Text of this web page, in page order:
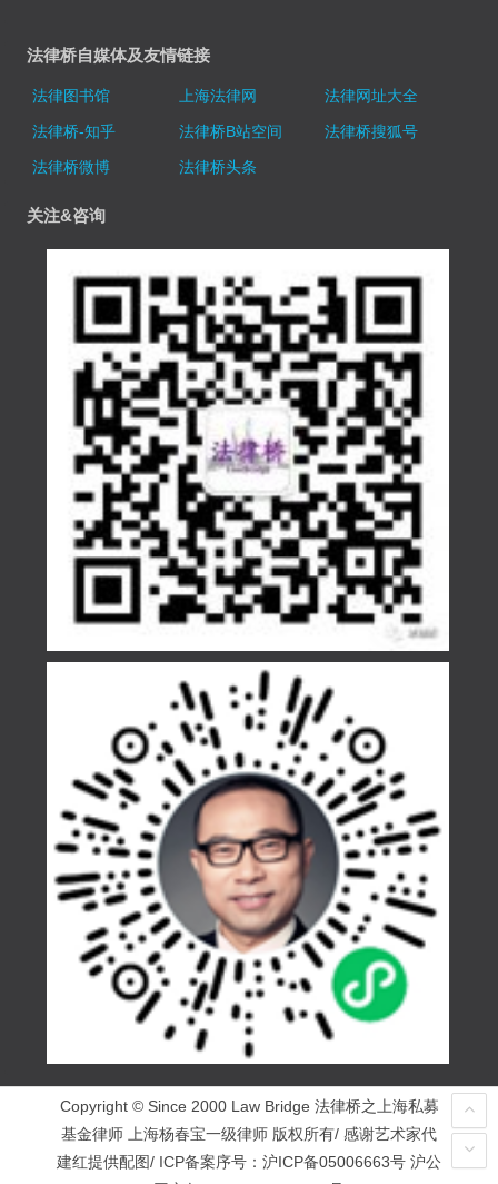
法律桥自媒体及友情链接
法律图书馆 上海法律网
法律网址大全
法律桥-知乎
法律桥B站空间
法律桥搜狐号
法律桥微博
法律桥头条
关注&咨询
Copyright © Since 2000 Law Bridge 法律桥之上海私募
基金律师 上海杨春宝一级律师 版权所有/ 感谢艺术家代
建红提供配图/ ICP备案序号： 沪ICP备05006663号 沪公